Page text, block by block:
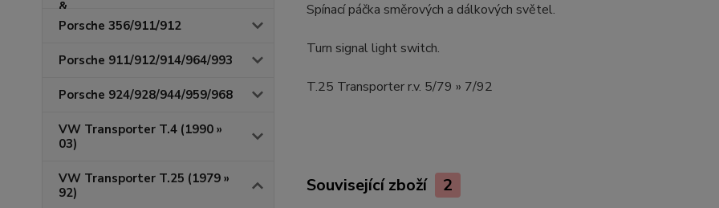
Porsche 356/911/912
Porsche 911/912/914/964/993
Porsche 924/928/944/959/968
VW Transporter T.4 (1990 »
03)
VW Transporter T.25 (1979 »
92)
Spínací páčka směrových a dálkových světel.
Turn signal light switch.
T.25 Transporter r.v. 5/79 » 7/92
Související zboží 2